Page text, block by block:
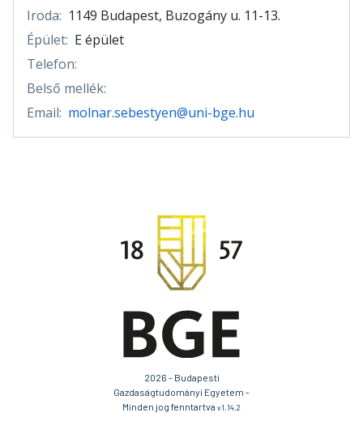
Iroda: 1149 Budapest, Buzogány u. 11-13.
Épület: E épület
Telefon:
Belső mellék:
Email: molnar.sebestyen@uni-bge.hu
2026 - Budapesti
Gazdaságtudományi Egyetem -
Minden jog fenntartva v1.14.2